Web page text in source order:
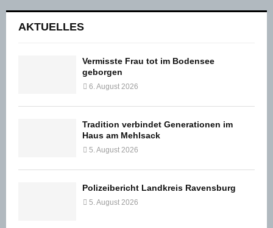
AKTUELLES
Vermisste Frau tot im Bodensee
geborgen
6. August 2026
Tradition verbindet Generationen im
Haus am Mehlsack
5. August 2026
Polizeibericht Landkreis Ravensburg
5. August 2026